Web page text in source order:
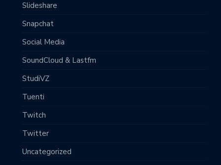
Slideshare
Snapchat
Social Media
SoundCloud & Lastfm
StudiVZ
Tuenti
Twitch
Twitter
Uncategorized